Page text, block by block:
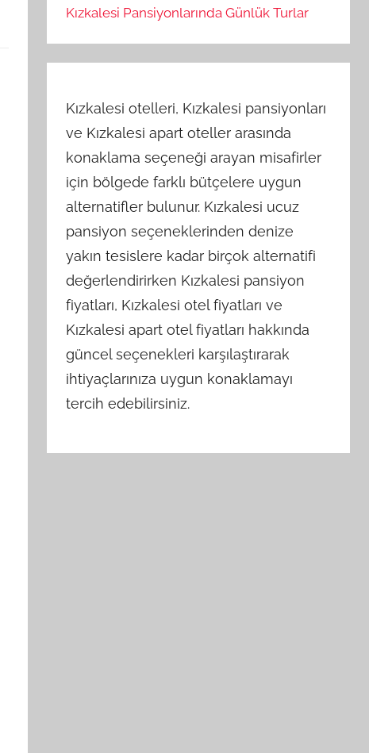
Kızkalesi Pansiyonlarında Günlük Turlar
Kızkalesi otelleri, Kızkalesi pansiyonları
ve Kızkalesi apart oteller arasında
konaklama seçeneği arayan misafirler
için bölgede farklı bütçelere uygun
alternatifler bulunur. Kızkalesi ucuz
pansiyon seçeneklerinden denize
yakın tesislere kadar birçok alternatifi
değerlendirirken Kızkalesi pansiyon
fiyatları, Kızkalesi otel fiyatları ve
Kızkalesi apart otel fiyatları hakkında
güncel seçenekleri karşılaştırarak
ihtiyaçlarınıza uygun konaklamayı
tercih edebilirsiniz.